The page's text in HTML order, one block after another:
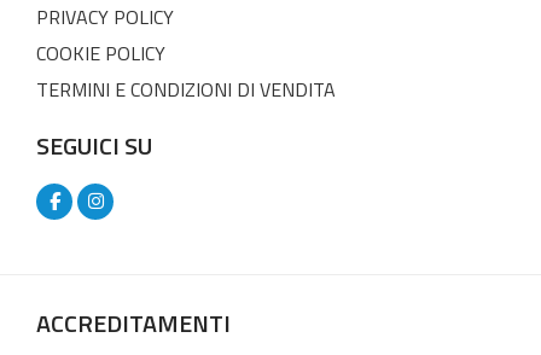
PRIVACY POLICY
COOKIE POLICY
TERMINI E CONDIZIONI DI VENDITA
SEGUICI SU
ACCREDITAMENTI